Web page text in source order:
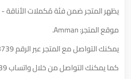
يظهر المتجر ضمن فئة مُكملات الأناقة
موقع المتجر: Amman.
يمكنك التواصل مع المتجر عبر الرقم
كما يمكنك التواصل من خلال واتساب